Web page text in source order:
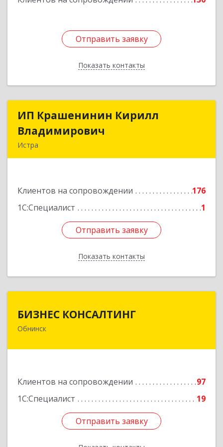
Отправить заявку
Показать контакты
Отправить заявку
Назад
ИП Крашенинин Кирилл
Владимирович
Истра
Клиентов на сопровождении
176
1С:Специалист
1
Отправить заявку
Показать контакты
ИП Крашенинин Кирилл
Подробнее
Отправить заявку
Назад
БИЗНЕС КОНСАЛТИНГ
Обнинск
Клиентов на сопровождении
97
1С:Специалист
19
Отправить заявку
249032, Калужская обл, Обнинск г, Курчатова ул,
Отправить заявку